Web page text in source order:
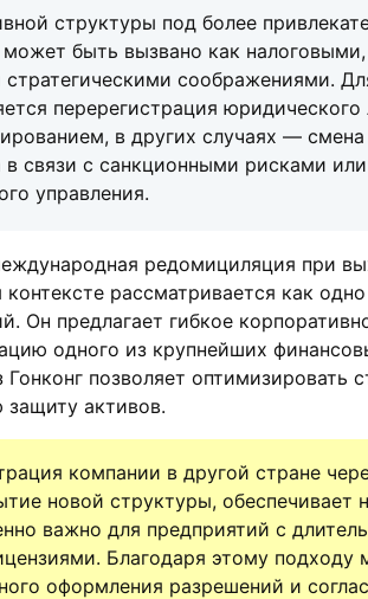
структуры под более
быть вызвано как
соображениями.
перерегистрация юридического
в других случаях —
в связи с санкционными рисками
управления.
редомициляция при
рассматривается как
Он предлагает гибкое
одного из крупнейших
позволяет оптимизировать
защиту активов.
компании в другой стране
новой структуры, обеспечивает
важно для предприятий с
Благодаря этому подходу
оформления разрешений и